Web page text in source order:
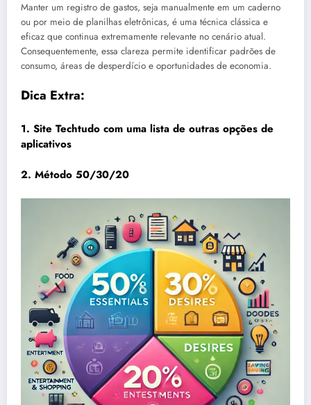
Manter um registro de gastos, seja manualmente em um caderno
ou por meio de planilhas eletrônicas, é uma técnica clássica e
eficaz que continua extremamente relevante no cenário atual.
Consequentemente, essa clareza permite identificar padrões de
consumo, áreas de desperdício e oportunidades de economia.
Dica Extra:
1. Site Techtudo com uma lista de outras opções de
aplicativos
2. Método 50/30/20